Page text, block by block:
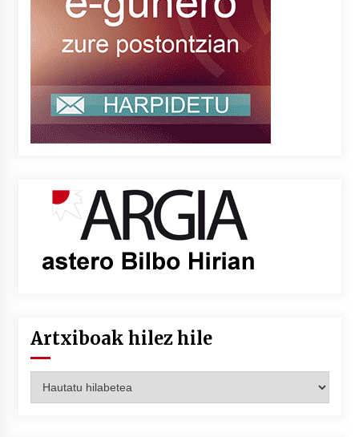
Artxiboak hilez hile
hilez